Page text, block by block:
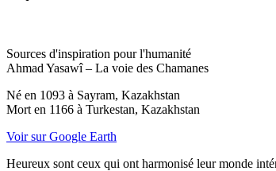
Sources d'inspiration pour l'humanité
Ahmad Yasawî – La voie des Chamanes
Né en 1093 à Sayram, Kazakhstan
Mort en 1166 à Turkestan, Kazakhstan
Voir sur Google Earth
Heureux sont ceux qui ont harmonisé leur monde